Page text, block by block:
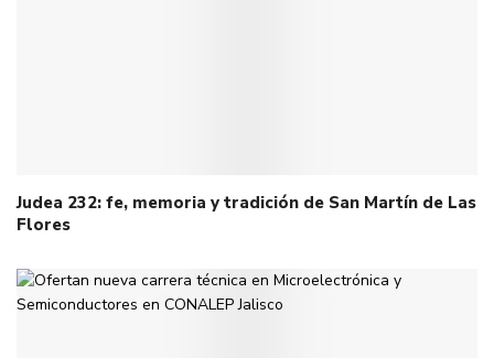
Judea 232: fe, memoria y tradición de San Martín de Las
Flores